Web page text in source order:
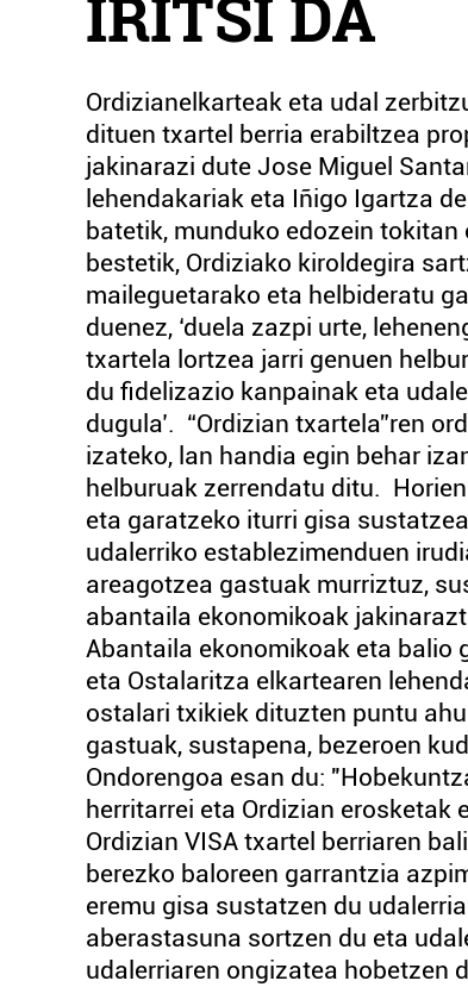
IRITSI DA
Ordizianelkarteak eta udal
dituen txartel berria erabiltzea
jakinarazi dute Jose Miguel
lehendakariak eta Iñigo Igartza
batetik, munduko edozein
bestetik, Ordiziako kiroldegira
maileguetarako eta helbideratu
duenez, ‘duela zazpi urte,
txartela lortzea jarri genuen
du fidelizazio kanpainak eta
dugula’. “Ordizian txartela”ren
izateko, lan handia egin behar
helburuak zerrendatu ditu.
eta garatzeko iturri gisa
udalerriko establezimenduen
areagotzea gastuak murriztuz,
abantaila ekonomikoak
Abantaila ekonomikoak eta balio
eta Ostalaritza elkartearen
ostalari txikiek dituzten puntu
gastuak, sustapena, bezeroen
Ondorengoa esan du:
herritarrei eta Ordizian
Ordizian VISA txartel berriaren
berezko baloreen garrantzia
eremu gisa sustatzen du
aberastasuna sortzen du eta
udalerriaren ongizatea hobetzen